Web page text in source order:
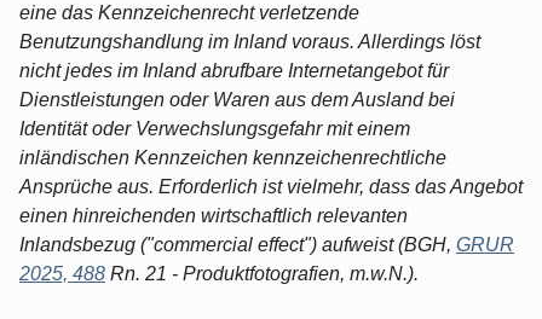
eine das Kennzeichenrecht verletzende
Benutzungshandlung im Inland voraus. Allerdings löst
nicht jedes im Inland abrufbare Internetangebot für
Dienstleistungen oder Waren aus dem Ausland bei
Identität oder Verwechslungsgefahr mit einem
inländischen Kennzeichen kennzeichenrechtliche
Ansprüche aus. Erforderlich ist vielmehr, dass das Angebot
einen hinreichenden wirtschaftlich relevanten
Inlandsbezug ("commercial effect") aufweist (BGH, GRUR
2025, 488 Rn. 21 - Produktfotografien, m.w.N.).